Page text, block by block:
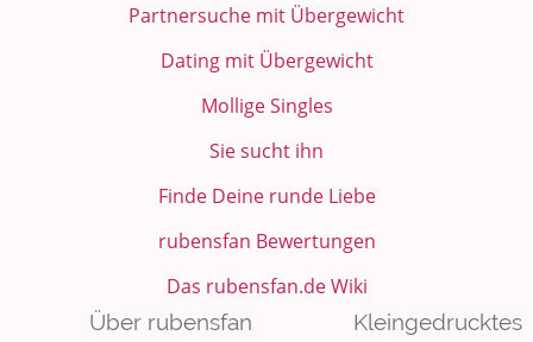
Partnersuche mit Übergewicht
Dating mit Übergewicht
Mollige Singles
Sie sucht ihn
Finde Deine runde Liebe
rubensfan Bewertungen
Das rubensfan.de Wiki
Über rubensfan
Kleingedrucktes